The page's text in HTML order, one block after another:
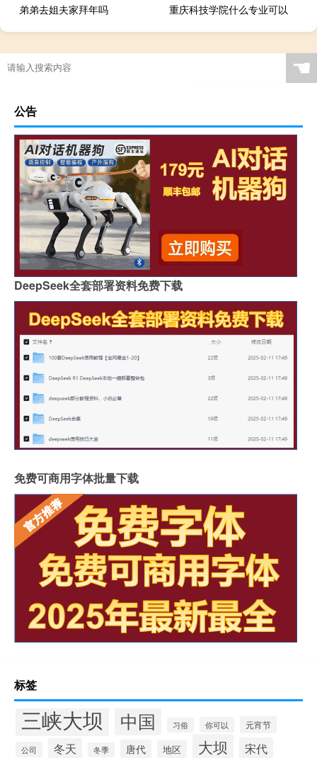
弟弟去姐夫家拜年吗 重庆科技学院什么专业可以
☚
公告
DeepSeek全套部署资料免费下载
免费可商用字体批量下载
标签
三峡大坝 中国 习俗 你可以 元宵节
公司 冬天 冬季 唐代 地区 大坝 宋代